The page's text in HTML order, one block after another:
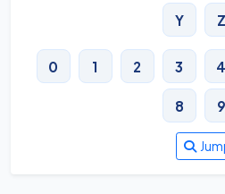
Y Z
0 1 2 3 4
8 9